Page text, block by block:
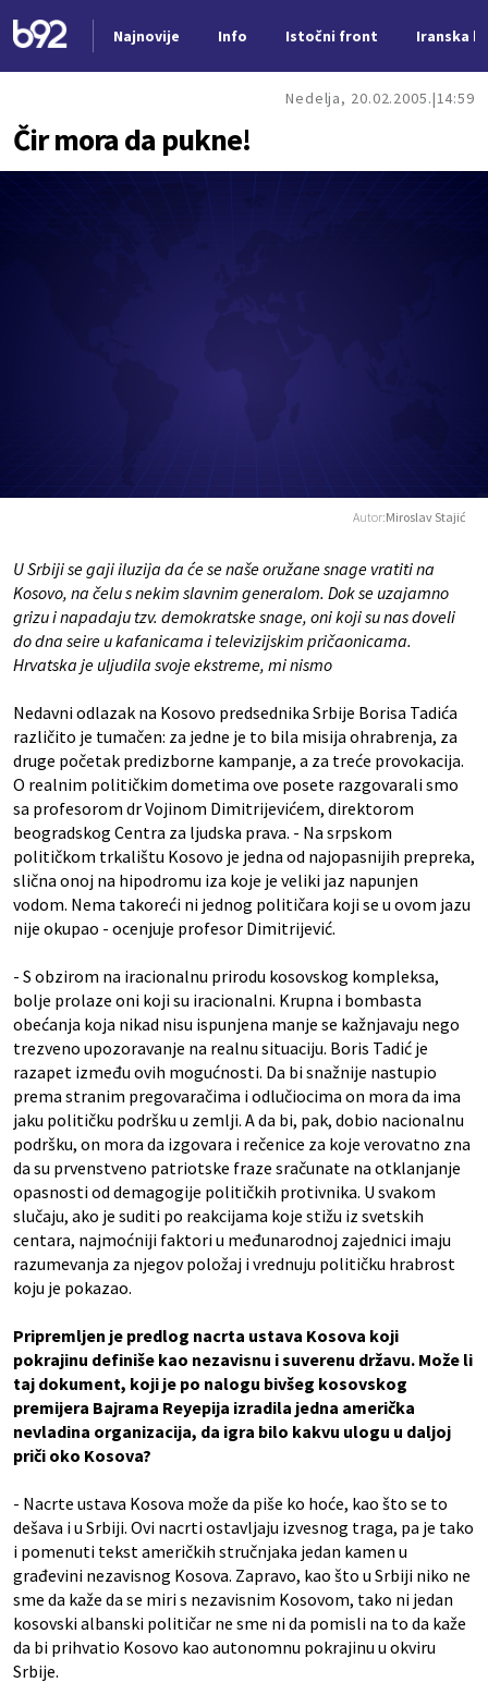
Najnovije Info Istočni front Iranska
Nedelja, 20.02.2005. 14:59
Čir mora da pukne!
Autor:Miroslav Stajić
U Srbiji se gaji iluzija da će se naše oružane snage vratiti na
Kosovo, na čelu s nekim slavnim generalom. Dok se uzajamno
grizu i napadaju tzv. demokratske snage, oni koji su nas doveli
do dna seire u kafanicama i televizijskim pričaonicama.
Hrvatska je uljudila svoje ekstreme, mi nismo
Nedavni odlazak na Kosovo predsednika Srbije Borisa Tadića
različito je tumačen: za jedne je to bila misija ohrabrenja, za
druge početak predizborne kampanje, a za treće provokacija.
O realnim političkim dometima ove posete razgovarali smo
sa profesorom dr Vojinom Dimitrijevićem, direktorom
beogradskog Centra za ljudska prava. - Na srpskom
političkom trkalištu Kosovo je jedna od najopasnijih prepreka,
slična onoj na hipodromu iza koje je veliki jaz napunjen
vodom. Nema takoreći ni jednog političara koji se u ovom jazu
nije okupao - ocenjuje profesor Dimitrijević.
- S obzirom na iracionalnu prirodu kosovskog kompleksa,
bolje prolaze oni koji su iracionalni. Krupna i bombasta
obećanja koja nikad nisu ispunjena manje se kažnjavaju nego
trezveno upozoravanje na realnu situaciju. Boris Tadić je
razapet između ovih mogućnosti. Da bi snažnije nastupio
prema stranim pregovaračima i odlučiocima on mora da ima
jaku političku podršku u zemlji. A da bi, pak, dobio nacionalnu
podršku, on mora da izgovara i rečenice za koje verovatno zna
da su prvenstveno patriotske fraze sračunate na otklanjanje
opasnosti od demagogije političkih protivnika. U svakom
slučaju, ako je suditi po reakcijama koje stižu iz svetskih
centara, najmoćniji faktori u međunarodnoj zajednici imaju
razumevanja za njegov položaj i vrednuju političku hrabrost
koju je pokazao.
Pripremljen je predlog nacrta ustava Kosova koji
pokrajinu definiše kao nezavisnu i suverenu državu. Može li
taj dokument, koji je po nalogu bivšeg kosovskog
premijera Bajrama Reyepija izradila jedna američka
nevladina organizacija, da igra bilo kakvu ulogu u daljoj
priči oko Kosova?
- Nacrte ustava Kosova može da piše ko hoće, kao što se to
dešava i u Srbiji. Ovi nacrti ostavljaju izvesnog traga, pa je tako
i pomenuti tekst američkih stručnjaka jedan kamen u
građevini nezavisnog Kosova. Zapravo, kao što u Srbiji niko ne
sme da kaže da se miri s nezavisnim Kosovom, tako ni jedan
kosovski albanski političar ne sme ni da pomisli na to da kaže
da bi prihvatio Kosovo kao autonomnu pokrajinu u okviru
Srbije.